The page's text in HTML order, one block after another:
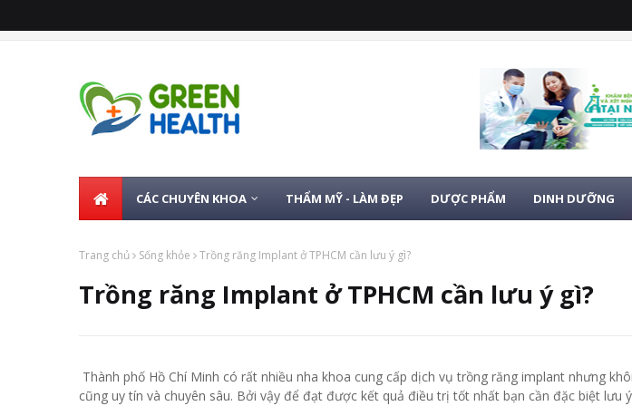
CÁC CHUYÊN KHOA THẨM MỸ - LÀM ĐẸP DƯỢC PHẨM DINH DƯỠNG
Trang chủ Sống khỏe Trồng răng Implant ở TPHCM cần lưu ý gì?
Trồng răng Implant ở TPHCM cần lưu ý gì?
Thành phố Hồ Chí Minh có rất nhiều nha khoa cung cấp dịch vụ trồng răng implant nhưng
cũng uy tín và chuyên sâu. Bởi vậy để đạt được kết quả điều trị tốt nhất bạn cần đặc biệt lưu